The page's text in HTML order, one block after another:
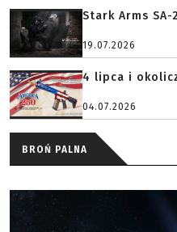
Stark Arms
19.07.2026
4 lipca i
04.07.2026
BROŃ PALNA